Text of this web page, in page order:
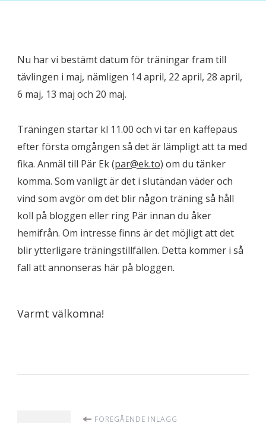
Nu har vi bestämt datum för träningar fram till
tävlingen i maj, nämligen 14 april, 22 april, 28 april,
6 maj, 13 maj och 20 maj.
Träningen startar kl 11.00 och vi tar en kaffepaus
efter första omgången så det är lämpligt att ta med
fika. Anmäl till Pär Ek (par@ek.to) om du tänker
komma. Som vanligt är det i slutändan väder och
vind som avgör om det blir någon träning så håll
koll på bloggen eller ring Pär innan du åker
hemifrån. Om intresse finns är det möjligt att det
blir ytterligare träningstillfällen. Detta kommer i så
fall att annonseras här på bloggen.
Varmt välkomna!
FÖREGÅENDE INLÄGG